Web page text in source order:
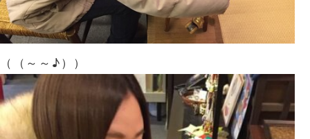
（（～～♪））